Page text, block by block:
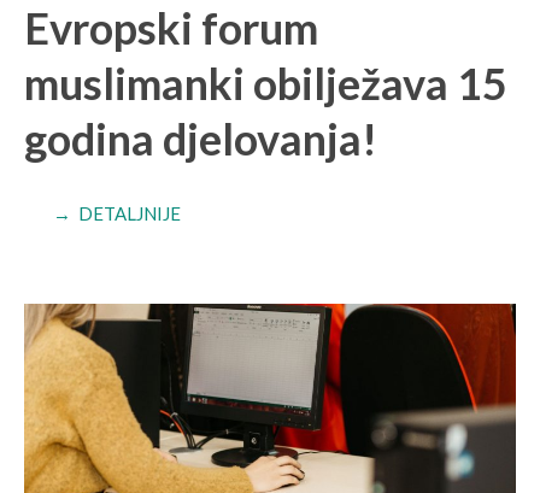
Evropski forum
muslimanki obilježava 15
godina djelovanja!
→ DETALJNIJE